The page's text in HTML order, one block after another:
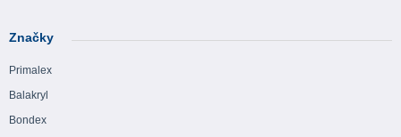
Značky
Primalex
Balakryl
Bondex